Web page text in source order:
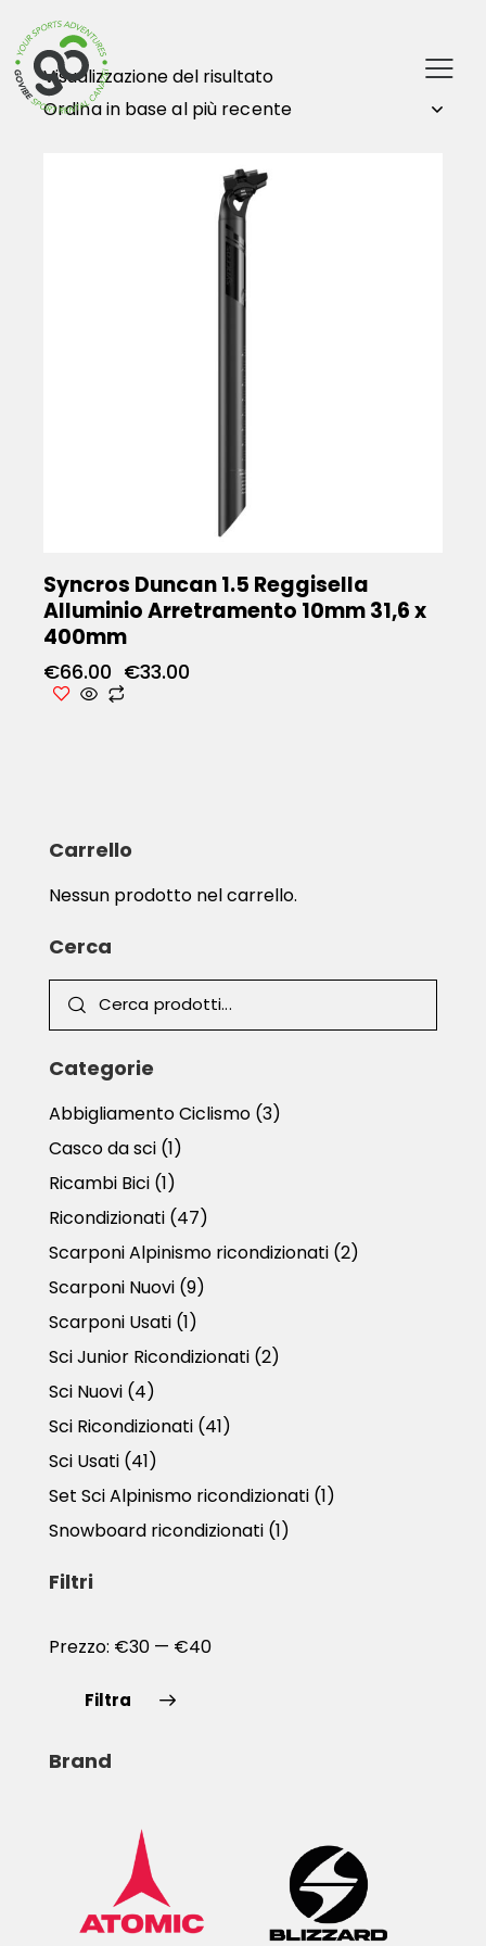
Visualizzazione del risultato
Syncros Duncan 1.5 Reggisella
Alluminio Arretramento 10mm 31,6 x
400mm
€66.00 €33.00
Carrello
Nessun prodotto nel carrello.
Cerca
Categorie
Abbigliamento Ciclismo (3)
Casco da sci (1)
Ricambi Bici (1)
Ricondizionati (47)
Scarponi Alpinismo ricondizionati (2)
Scarponi Nuovi (9)
Scarponi Usati (1)
Sci Junior Ricondizionati (2)
Sci Nuovi (4)
Sci Ricondizionati (41)
Sci Usati (41)
Set Sci Alpinismo ricondizionati (1)
Snowboard ricondizionati (1)
Filtri
Filtra
Prezzo: €30 — €40
Brand